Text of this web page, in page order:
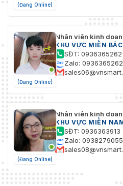
(Đang Online)
(Đang Online)
Nhân viên kinh
KHU VỰC MIỀN BẮC
SĐT: 0936365262
Zalo: 0936365262
(Đang Online)
Nhân viên kinh
KHU VỰC MIỀN
SĐT: 0936363913
Zalo: 0938279055